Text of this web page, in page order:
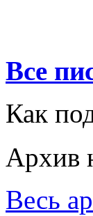
Все
Как
Архив
Весь